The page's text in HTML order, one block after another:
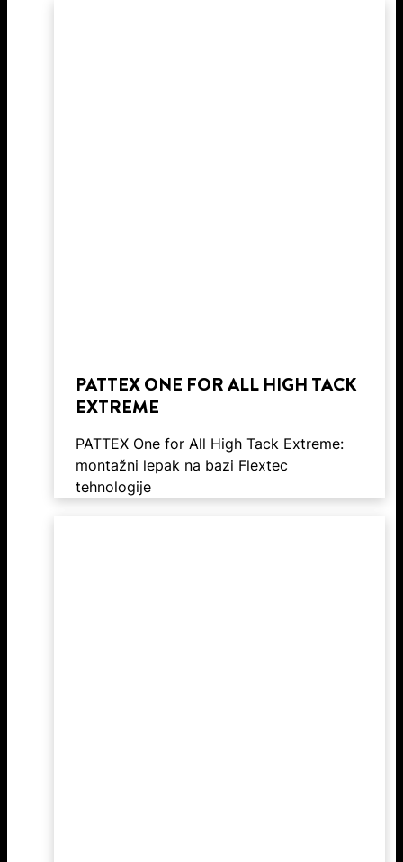
PATTEX ONE FOR ALL HIGH TACK
EXTREME
PATTEX One for All High Tack Extreme:
montažni lepak na bazi Flextec
tehnologije